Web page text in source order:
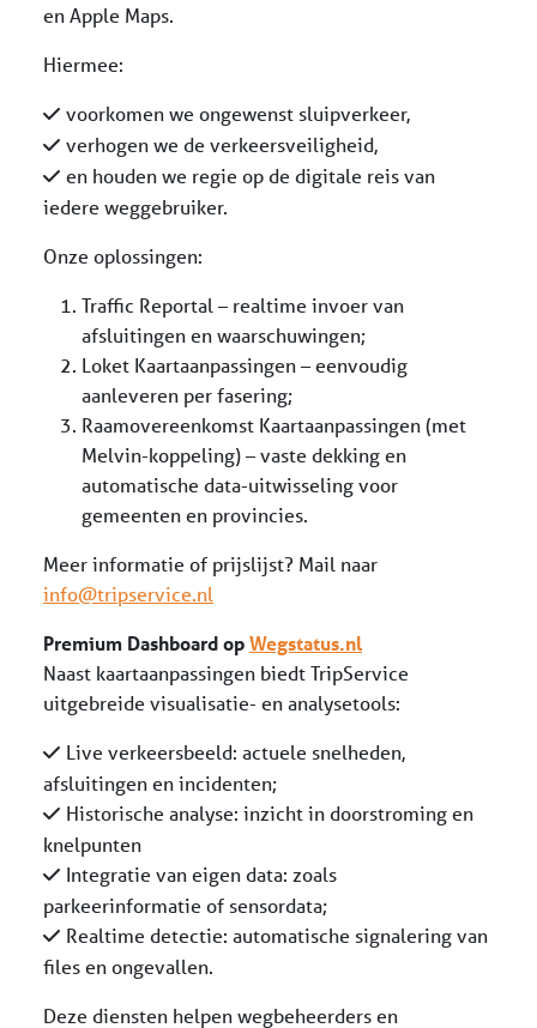
en Apple Maps.
Hiermee:
voorkomen we ongewenst sluipverkeer,
verhogen we de verkeersveiligheid,
en houden we regie op de digitale reis van
iedere weggebruiker.
Onze oplossingen:
Traffic Reportal – realtime invoer van
afsluitingen en waarschuwingen;
Loket Kaartaanpassingen – eenvoudig
aanleveren per fasering;
Raamovereenkomst Kaartaanpassingen (met
Melvin-koppeling) – vaste dekking en
automatische data-uitwisseling voor
gemeenten en provincies.
Meer informatie of prijslijst? Mail naar
info@tripservice.nl
Premium Dashboard opWegstatus.nl
Naast kaartaanpassingen biedt TripService
uitgebreide visualisatie- en analysetools:
Live verkeersbeeld: actuele snelheden,
afsluitingen en incidenten;
Historische analyse: inzicht in doorstroming en
knelpunten
Integratie van eigen data: zoals
parkeerinformatie of sensordata;
Realtime detectie: automatische signalering van
files en ongevallen.
Deze diensten helpen wegbeheerders en